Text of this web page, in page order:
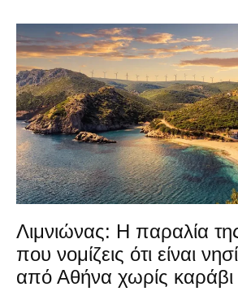
Λιμνιώνας: Η παραλία
που νομίζεις ότι είναι
από Αθήνα χωρίς καράβι